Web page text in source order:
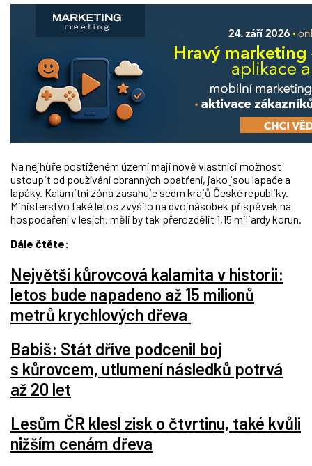
Na nejhůře postiženém území mají nově vlastníci možnost
ustoupit od používání obranných opatření, jako jsou lapače a
lapáky. Kalamitní zóna zasahuje sedm krajů České republiky.
Ministerstvo také letos zvýšilo na dvojnásobek příspěvek na
hospodaření v lesích, měli by tak přerozdělit 1,15 miliardy korun.
Dále čtěte:
Největší kůrovcová kalamita v historii:
letos bude napadeno až 15 milionů
metrů krychlových dřeva
Babiš: Stát dříve podcenil boj
s kůrovcem, utlumení následků potrvá
až 20 let
Lesům ČR klesl zisk o čtvrtinu, také kvůli
nižším cenám dřeva